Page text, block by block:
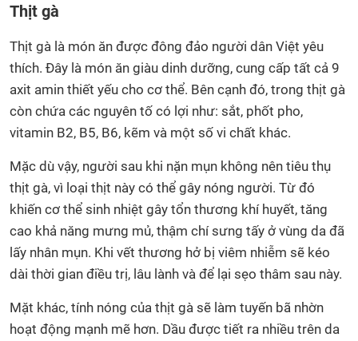
Thịt gà
Thịt gà là món ăn được đông đảo người dân Việt yêu
thích. Đây là món ăn giàu dinh dưỡng, cung cấp tất cả 9
axit amin thiết yếu cho cơ thể. Bên cạnh đó, trong thịt gà
còn chứa các nguyên tố có lợi như: sắt, phốt pho,
vitamin B2, B5, B6, kẽm và một số vi chất khác.
Mặc dù vậy, người sau khi nặn mụn không nên tiêu thụ
thịt gà, vì loại thịt này có thể gây nóng người. Từ đó
khiến cơ thể sinh nhiệt gây tổn thương khí huyết, tăng
cao khả năng mưng mủ, thậm chí sưng tấy ở vùng da đã
lấy nhân mụn. Khi vết thương hở bị viêm nhiễm sẽ kéo
dài thời gian điều trị, lâu lành và để lại sẹo thâm sau này.
Mặt khác, tính nóng của thịt gà sẽ làm tuyến bã nhờn
hoạt động mạnh mẽ hơn. Dầu được tiết ra nhiều trên da